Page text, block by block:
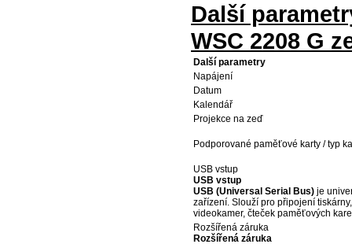
Další
WSC 2208 G
Další parametry
Napájení
Datum
Kalendář
Projekce na zeď
Podporované paměťové karty / typ
USB vstup
USB vstup
USB (Universal Serial Bus) je
zařízení. Slouží pro připojení
videokamer, čteček paměťových
Rozšířená záruka
Rozšířená záruka